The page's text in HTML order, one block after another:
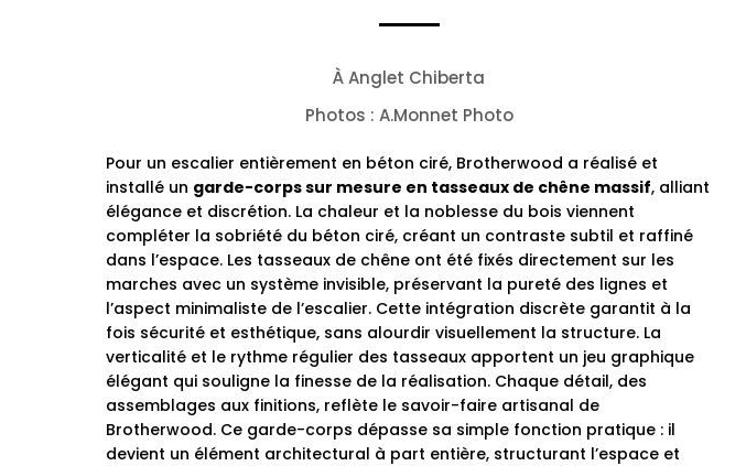
À Anglet Chiberta
Photos : A.Monnet Photo
Pour un escalier entièrement en béton ciré, Brotherwood a réalisé et
installé un garde-corps sur mesure en tasseaux de chêne massif, alliant
élégance et discrétion. La chaleur et la noblesse du bois viennent
compléter la sobriété du béton ciré, créant un contraste subtil et raffiné
dans l’espace. Les tasseaux de chêne ont été fixés directement sur les
marches avec un système invisible, préservant la pureté des lignes et
l’aspect minimaliste de l’escalier. Cette intégration discrète garantit à la
fois sécurité et esthétique, sans alourdir visuellement la structure. La
verticalité et le rythme régulier des tasseaux apportent un jeu graphique
élégant qui souligne la finesse de la réalisation. Chaque détail, des
assemblages aux finitions, reflète le savoir-faire artisanal de
Brotherwood. Ce garde-corps dépasse sa simple fonction pratique : il
devient un élément architectural à part entière, structurant l’espace et